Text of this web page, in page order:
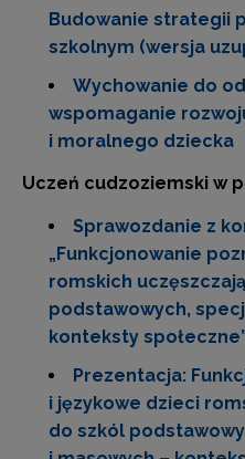
Budowanie strategii
szkolnym (wersja
Wychowanie do
wspomaganie
i moralnego dziecka
Uczeń cudzoziemski w
Sprawozdanie z
„Funkcjonowanie
romskich
podstawowych,
konteksty
Prezentacja:
i językowe dzieci
do szkól